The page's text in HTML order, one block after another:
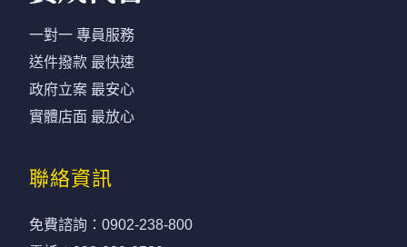
一對一 專員服務
送件撥款 最快速
政府立案 最安心
實體店面 最放心
聯絡資訊
免費諮詢：0902-238-800